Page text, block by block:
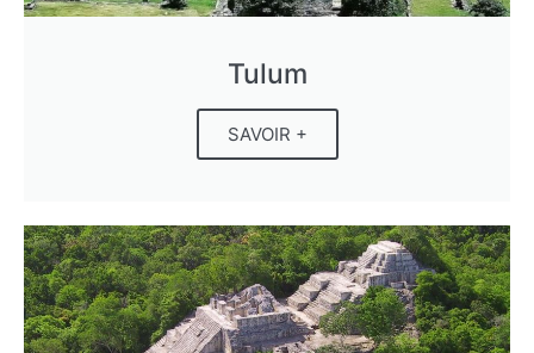
Tulum
SAVOIR +